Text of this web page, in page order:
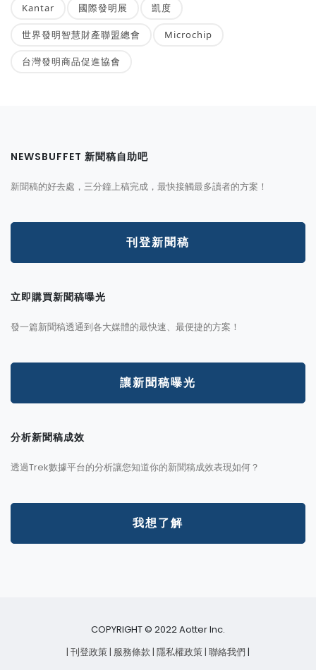
Kantar 國際發明展 凱度
世界發明智慧財產聯盟總會 Microchip
台灣發明商品促進協會
NEWSBUFFET 新聞稿自助吧
新聞稿的好去處，三分鐘上稿完成，最快接觸最多讀者的方案！
刊登新聞稿
立即購買新聞稿曝光
發一篇新聞稿透通到各大媒體的最快速、最便捷的方案！
讓新聞稿曝光
分析新聞稿成效
透過Trek數據平台的分析讓您知道你的新聞稿成效表現如何？
我想了解
COPYRIGHT © 2022 Aotter Inc.
| 刊登政策| 服務條款 | 隱私權政策| 聯絡我們 |